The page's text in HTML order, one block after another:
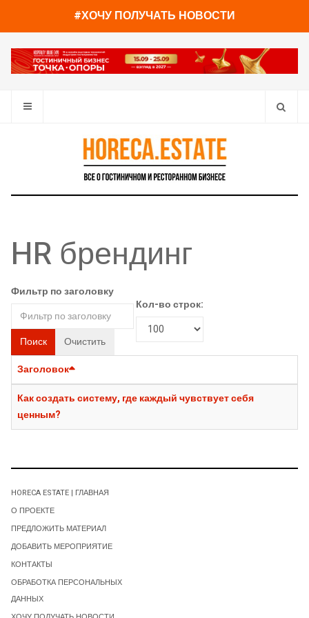
#ХОЧУ ПОЛУЧАТЬ НОВОСТИ
HR брендинг
Фильтр по заголовку
Поиск Очистить
Кол-во строк:
Заголовок
Как создать систему, где каждый чувствует себя
ценным?
HORECA ESTATE | ГЛАВНАЯ
О ПРОЕКТЕ
ПРЕДЛОЖИТЬ МАТЕРИАЛ
ДОБАВИТЬ МЕРОПРИЯТИЕ
КОНТАКТЫ
ОБРАБОТКА ПЕРСОНАЛЬНЫХ
ДАННЫХ